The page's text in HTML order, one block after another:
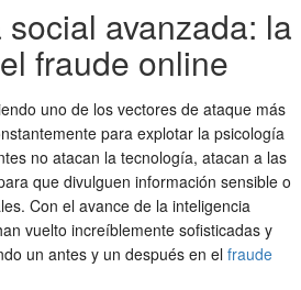
avanzada: la
fraude online
uno de los vectores de ataque más
para explotar la psicología
no atacan la tecnología, atacan a las
que divulguen información sensible o
Con el avance de la inteligencia
vuelto increíblemente sofisticadas y
un antes y un después en el fraude